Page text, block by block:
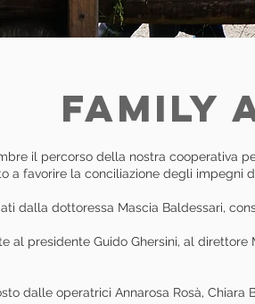
FAMILY
il percorso della nostra cooperativa
a favorire la conciliazione degli impegni
dalla dottoressa Mascia Baldessari,
al presidente Guido Ghersini, al
dalle operatrici Annarosa Rosà, Chiara